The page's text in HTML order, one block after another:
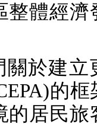
整體經濟
關於建立
的框
的居民旅